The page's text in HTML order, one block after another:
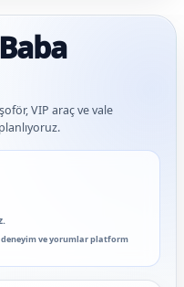
VIP araç ve vale
ve yorumlar platform
91 platform genelinde